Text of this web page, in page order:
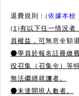
退費規則： (依據本校
(1)有以下任一情況者
員權益，可無息全額退
●學員於報名註冊繳
役召集（召集令）等
無法繼續就讀者。
●未達開班人數者。